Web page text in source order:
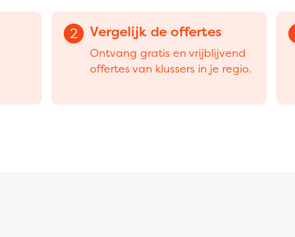
2 Vergelijk de offertes
Ontvang gratis en vrijblijvend
offertes van klussers in je regio.